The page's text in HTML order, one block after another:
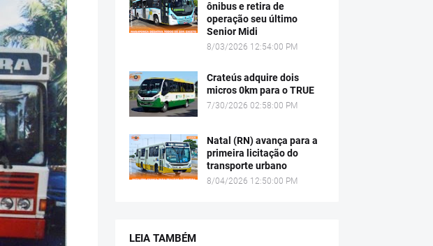
ônibus e retira de
operação seu último
Senior Midi
8/03/2026 12:54:00 PM
Crateús adquire dois
micros 0km para o TRUE
7/30/2026 02:58:00 PM
Natal (RN) avança para a
primeira licitação do
transporte urbano
8/04/2026 12:50:00 PM
LEIA TAMBÉM